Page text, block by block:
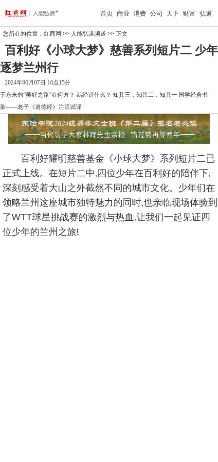
首页 商业 消费 公司 天下 财富 弘道
您所在的位置： 红商网 >> 人能弘道频道 >> 正文
百利好《小球大梦》慈善系列短片二 少年
逐梦兰州行
2024年06月07日 16点15分
于东来的“美好之路”在何方？ 易经讲什么？ 知其三，知其二，知其一 国学经典书
架——老子《道德经》注疏试译
百利好耀明慈善基金《小球大梦》系列短片二已
正式上线。在短片二中,四位少年在百利好的陪伴下,
深刻感受着大山之外截然不同的城市文化。少年们在
领略兰州这座城市独特魅力的同时,也亲临现场体验到
了WTT球星挑战赛的激烈与热血,让我们一起见证四
位少年的兰州之旅!